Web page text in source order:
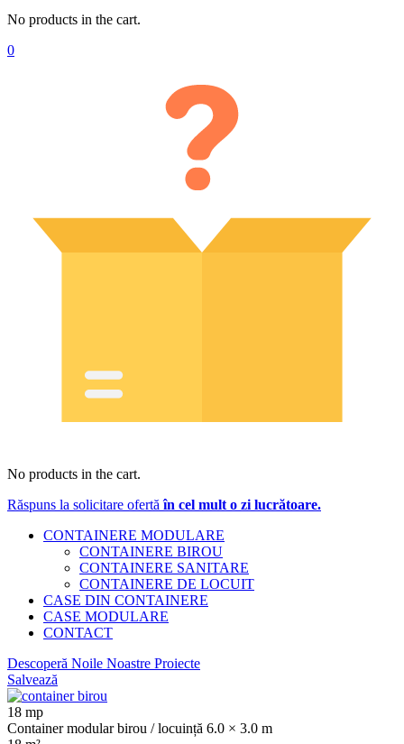
No products in the cart.
0
No products in the cart.
Răspuns la solicitare ofertăîn cel mult o zi lucrătoare.
CONTAINERE MODULARE
CONTAINERE BIROU
CONTAINERE SANITARE
CONTAINERE DE LOCUIT
CASE DIN CONTAINERE
CASE MODULARE
CONTACT
Descoperă Noile Noastre Proiecte
Salvează
18 mp
Container modular birou / locuință 6.0 × 3.0 m